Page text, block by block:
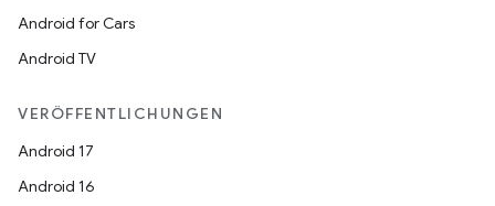
Android for Cars
Android TV
VERÖFFENTLICHUNGEN
Android 17
Android 16